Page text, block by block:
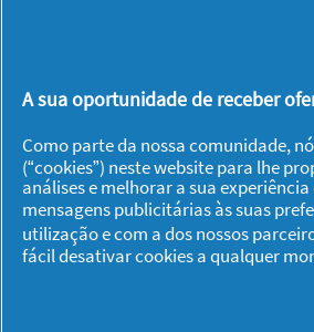
afiada.
o azeite.
cabra e
Sirva e
A sua oportunidade de receber
Como parte da nossa comunidade,
(“cookies”) neste website para lhe
análises e melhorar a sua
mensagens publicitárias às suas
utilização e com a dos nossos
fácil desativar cookies a qualquer